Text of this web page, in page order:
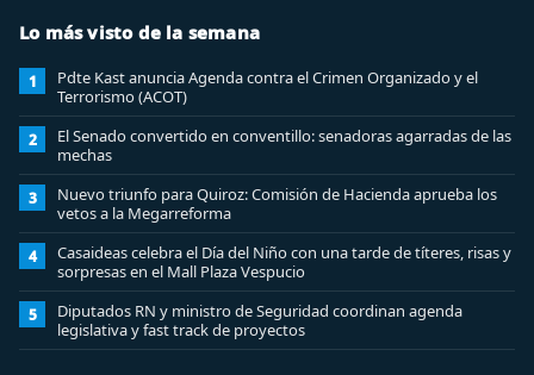
Lo más visto de la semana
1
Pdte Kast anuncia Agenda contra el Crimen Organizado y el
Terrorismo (ACOT)
2
El Senado convertido en conventillo: senadoras agarradas de las
mechas
3
Nuevo triunfo para Quiroz: Comisión de Hacienda aprueba los
vetos a la Megarreforma
4
Casaideas celebra el Día del Niño con una tarde de títeres, risas y
sorpresas en el Mall Plaza Vespucio
5
Diputados RN y ministro de Seguridad coordinan agenda
legislativa y fast track de proyectos